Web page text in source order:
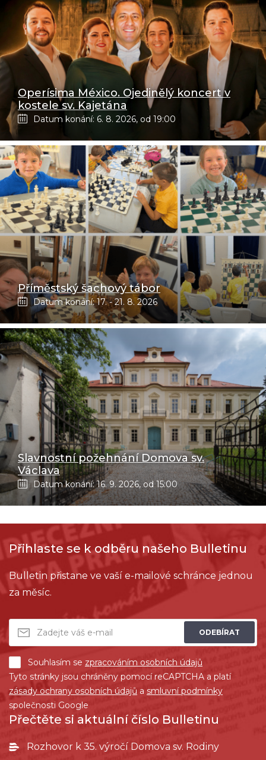
Operísima México. Ojedinělý koncert v
kostele sv. Kajetána
Datum konání: 6. 8. 2026, od 19:00
Příměstský šachový tábor
Datum konání: 17. - 21. 8. 2026
Slavnostní požehnání Domova sv.
Václava
Datum konání: 16. 9. 2026, od 15:00
Přihlaste se k odběru našeho Bulletinu
Bulletin přistane ve vaší e-mailové schránce jednou
za měsíc.
ODEBÍRAT
Souhlasím se zpracováním osobních údajů
Tyto stránky jsou chráněny pomocí reCAPTCHA a platí
zásady ochrany osobních údajů a smluvní podmínky
společnosti Google
Přečtěte si aktuální číslo Bulletinu
Rozhovor k 35. výročí Domova sv. Rodiny